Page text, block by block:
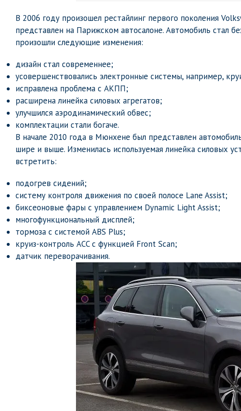
В 2006 году произошел рестайлинг первого поколения
представлен на Парижском автосалоне. Автомобиль стал
произошли следующие изменения:
дизайн стал современнее;
усовершенствовались электронные системы, например,
исправлена проблема с АКПП;
расширена линейка силовых агрегатов;
улучшился аэродинамический обвес;
комплектации стали богаче.
В начале 2010 года в Мюнхене был представлен
шире и выше. Изменилась используемая линейка силовых
встретить:
подогрев сидений;
систему контроля движения по своей полосе Lane Assist;
биксеоновые фары с управлением Dynamic Light Assist;
многофункциональный дисплей;
тормоза с системой ABS Plus;
круиз-контроль ACC с функцией Front Scan;
датчик переворачивания.